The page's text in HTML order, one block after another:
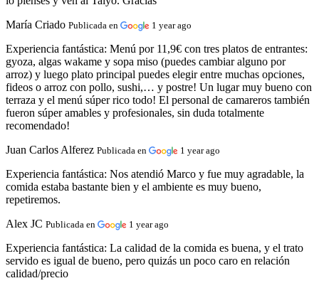
María Criado Publicada en 1 year ago
Experiencia fantástica: Menú por 11,9€ con tres platos de entrantes:
gyoza, algas wakame y sopa miso (puedes cambiar alguno por
arroz) y luego plato principal puedes elegir entre muchas opciones,
fideos o arroz con pollo, sushi,… y postre! Un lugar muy bueno con
terraza y el menú súper rico todo! El personal de camareros también
fueron súper amables y profesionales, sin duda totalmente
recomendado!
Juan Carlos Alferez Publicada en 1 year ago
Experiencia fantástica: Nos atendió Marco y fue muy agradable, la
comida estaba bastante bien y el ambiente es muy bueno,
repetiremos.
Alex JC Publicada en 1 year ago
Experiencia fantástica: La calidad de la comida es buena, y el trato
servido es igual de bueno, pero quizás un poco caro en relación
calidad/precio